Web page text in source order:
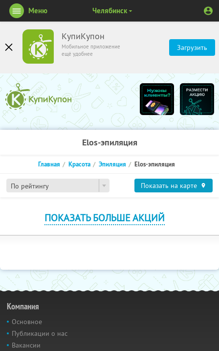
КупиКупон
Мобильное приложение
ещё удобнее
Загрузить
Меню Челябинск
Elos-эпиляция
По рейтингу
Главная Красота Эпиляция Elos-эпиляция
Показать на карте
ПОКАЗАТЬ БОЛЬШЕ АКЦИЙ
Компания
Основное
Публикации о нас
Вакансии